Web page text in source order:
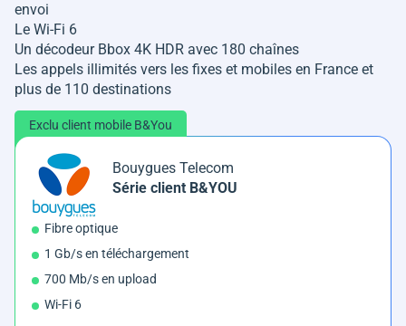
envoi
Le Wi-Fi 6
Un décodeur Bbox 4K HDR avec 180 chaînes
Les appels illimités vers les fixes et mobiles en France et
plus de 110 destinations
Exclu client mobile B&You
Bouygues Telecom
Série client B&YOU
Fibre optique
1 Gb/s en téléchargement
700 Mb/s en upload
Wi-Fi 6